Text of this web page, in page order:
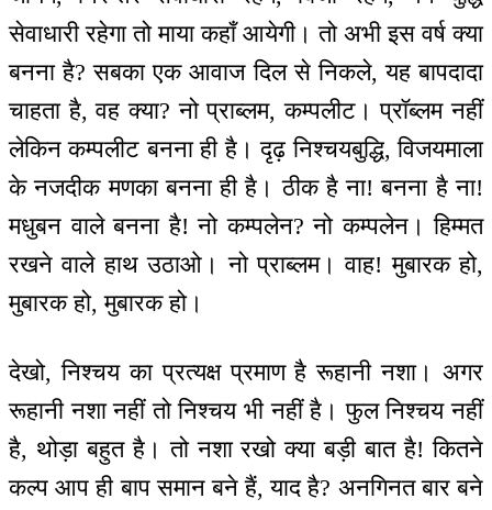
सेवाधारी रहेगा तो माया कहाँ आयेगी। तो अभी इस वर्ष क्या
बनना है? सबका एक आवाज दिल से निकले, यह बापदादा
चाहता है, वह क्या? नो प्राब्लम, कम्पलीट। प्रॉब्लम नहीं
लेकिन कम्पलीट बनना ही है। दृढ़ निश्चयबुद्धि, विजयमाला
के नजदीक मणका बनना ही है। ठीक है ना! बनना है ना!
मधुबन वाले बनना है! नो कम्पलेन? नो कम्पलेन। हिम्मत
रखने वाले हाथ उठाओ। नो प्राब्लम। वाह! मुबारक हो,
मुबारक हो, मुबारक हो।
देखो, निश्चय का प्रत्यक्ष प्रमाण है रूहानी नशा। अगर
रूहानी नशा नहीं तो निश्चय भी नहीं है। फुल निश्चय नहीं
है, थोड़ा बहुत है। तो नशा रखो क्या बड़ी बात है! कितने
कल्प आप ही बाप समान बने हैं, याद है? अनगिनत बार बने